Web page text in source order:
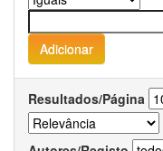
Resultados/Página